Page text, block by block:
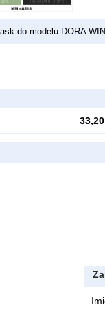
do modelu DORA
33,20